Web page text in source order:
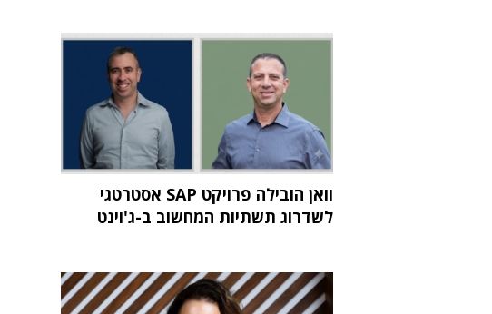
וואן הובילה פרויקט SAP אסטרטגי
לשדרוג תשתיות המחשוב ב-ג'וינט